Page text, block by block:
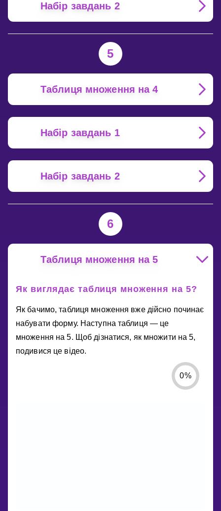
Набір завдань 2
5
Таблиця множення на 4
Набір завдань 1
Набір завдань 2
6
Таблиця множення на 5
Як виглядає таблиця множення на 5?
Як бачимо, таблиця множення вже дійсно починає
набувати форму. Наступна таблиця — це
множення на 5. Щоб дізнатися, як множити на 5,
подивися це відео.
0%